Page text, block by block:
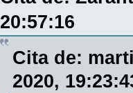
20:57:16
Cita de:
2020,